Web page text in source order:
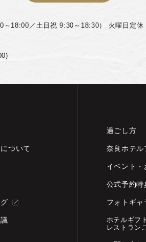
～18:00／土日祝 9:30～18:30） 火曜日定休
ついて
過ごし方
奈良ホテル
イベント・
公式予約特
フォトギャ
ホテルギフ
レストラン